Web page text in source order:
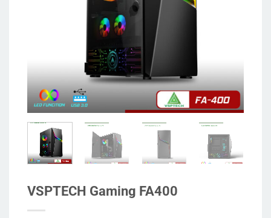
VSPTECH Gaming FA400